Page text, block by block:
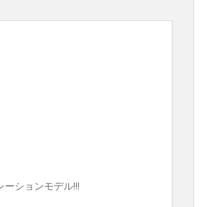
ションモデル!!!